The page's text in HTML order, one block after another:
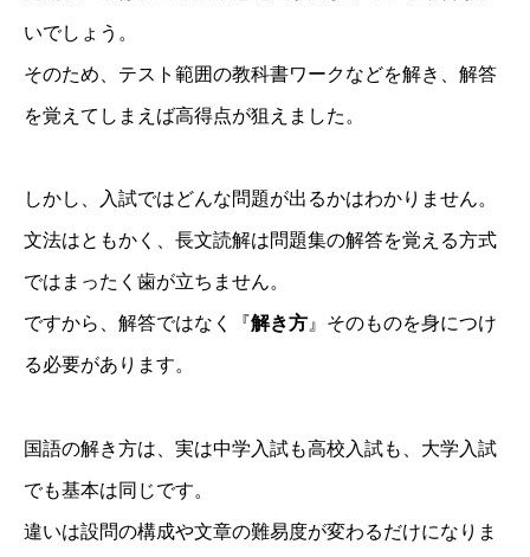
いでしょう。
そのため、テスト範囲の教科書ワークなどを解き、解答
を覚えてしまえば高得点が狙えました。
しかし、入試ではどんな問題が出るかはわかりません。
文法はともかく、長文読解は問題集の解答を覚える方式
ではまったく歯が立ちません。
ですから、解答ではなく『解き方』そのものを身につけ
る必要があります。
国語の解き方は、実は中学入試も高校入試も、大学入試
でも基本は同じです。
違いは設問の構成や文章の難易度が変わるだけになりま